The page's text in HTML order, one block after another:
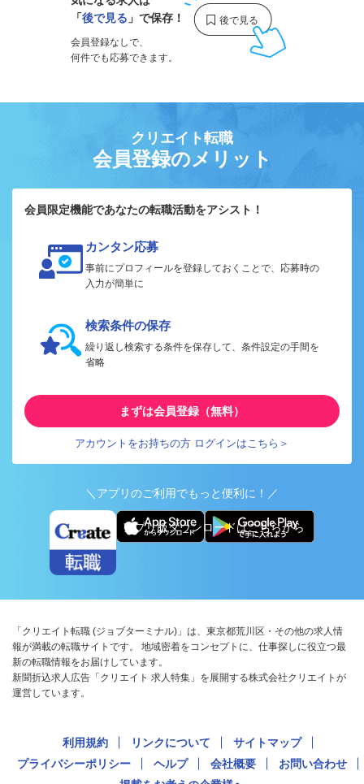
「後で見る 」で保存！
会員登録なしで、
何件でも応募できます。
クリエイト転職
会員登録のメリット
会員限定機能であなたの転職活動をアシスト！
カンタン応募
事前にプロフィールを登録しておくことで、応募時の
入力が簡単に
検索条件の保存
繰り返し検索する条件を保存して、条件設定の手間を
省略
まずは会員登録（無料）
アカウントをお持ちの方 ログインはこちら＞
＼アプリのご利用でもっと便利に！／
アプリ版ダウンロードはこちらから
「クリエイト転職 (ジョブターミナル)」は、東京都荒川区・その他の求人情
報が満載の転職サイトです。 地域密着をコンセプトに、仕事探しに役立つ最
新の転職情報をお届けしています。
新聞折込求人広告「クリエイト 求人特集」を展開する株式会社クリエイトが
運営しています。
利用規約 リンクについて
サイトマップ
プライバシーポリシー
ヘルプ 会社概要
お問い合わせ